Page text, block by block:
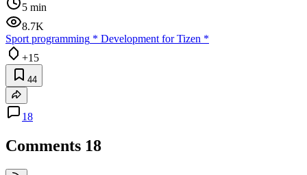
5 min
8.7K
Sport programming * Development for Tizen *
+15
44
18
Comments 18